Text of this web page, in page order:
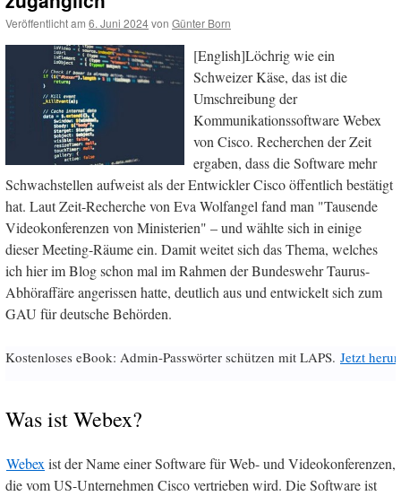
Veröffentlicht am 6. Juni 2024von Günter Born
[English]Löchrig wie ein
Schweizer Käse, das ist die
Umschreibung der
Kommunikationssoftware Webex
von Cisco. Recherchen der Zeit
ergaben, dass die Software mehr
Schwachstellen aufweist als der Entwickler Cisco öffentlich bestätigt
hat. Laut Zeit-Recherche von Eva Wolfangel fand man "Tausende
Videokonferenzen von Ministerien" – und wählte sich in einige
dieser Meeting-Räume ein. Damit weitet sich das Thema, welches
ich hier im Blog schon mal im Rahmen der Bundeswehr Taurus-
Abhöraffäre angerissen hatte, deutlich aus und entwickelt sich zum
GAU für deutsche Behörden.
Kostenloses eBook: Admin-Passwörter schützen mit LAPS. Jetzt
Was ist Webex?
Webexist der Name einer Software für Web- und Videokonferenzen,
die vom US-Unternehmen Cisco vertrieben wird. Die Software ist